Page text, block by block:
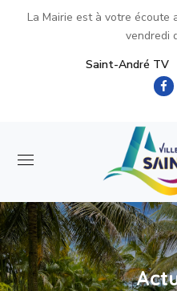
La Mairie est à votre écoute
vendredi
Saint-André TV